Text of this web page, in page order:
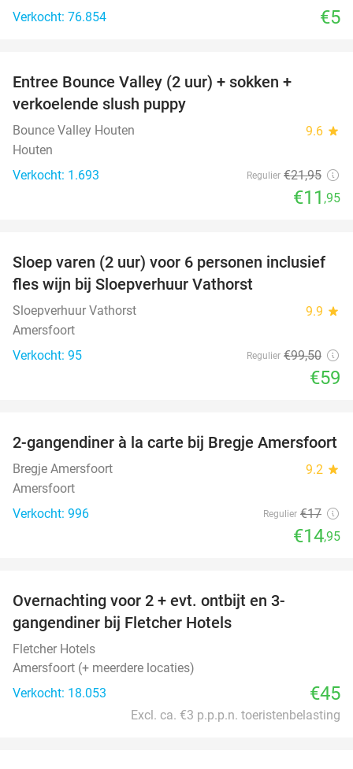
Verkocht: 76.854
€5
Entree Bounce Valley (2 uur) + sokken +
verkoelende slush puppy
Bounce Valley Houten 9.6 star
Houten
Verkocht: 1.693
Regulier €21,95
€11 ,95
41%
Sloep varen (2 uur) voor 6 personen inclusief
fles wijn bij Sloepverhuur Vathorst
Sloepverhuur Vathorst 9.9 star
Amersfoort
Verkocht: 95
Regulier €99,50
€59
12%
2-gangendiner à la carte bij Bregje Amersfoort
Bregje Amersfoort 9.2 star
Amersfoort
Verkocht: 996
Regulier €17
€14,95
Overnachting voor 2 + evt. ontbijt en 3-
gangendiner bij Fletcher Hotels
Fletcher Hotels
Amersfoort (+ meerdere locaties)
Verkocht: 18.053
€45
Excl. ca. €3 p.p.p.n. toeristenbelasting